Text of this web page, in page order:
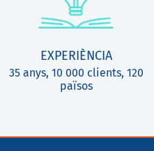
EXPERIÈNCIA
35 anys, 10 000 clients, 120
països